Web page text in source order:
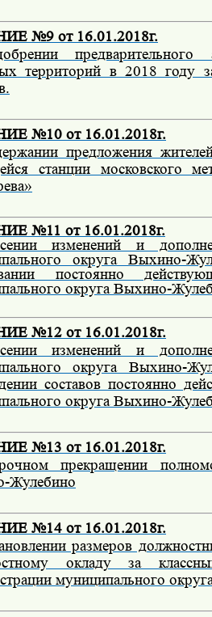
№9 от 16.01.2018г.
предварительного
территорий в 2018 году
№10 от 16.01.2018г.
предложения
станции московского
№11 от 16.01.2018г.
изменений и
округа Выхино-
постоянно
округа Выхино-
№12 от 16.01.2018г.
изменений и
округа Выхино-
составов постоянно
округа Выхино-
№13 от 16.01.2018г.
прекращении
Жулебино
№14 от 16.01.2018г.
размеров
окладу за
муниципального